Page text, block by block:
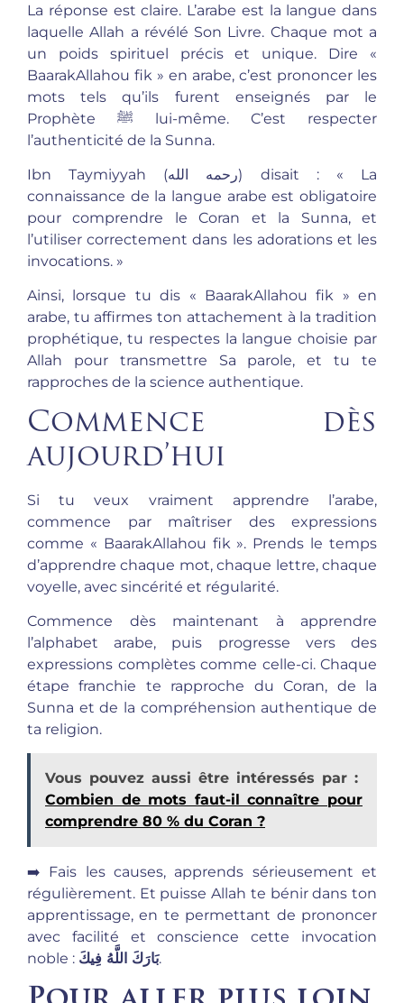
La réponse est claire. L’arabe est la langue dans
laquelle Allah a révélé Son Livre. Chaque mot a
un poids spirituel précis et unique. Dire «
BaarakAllahou fik » en arabe, c’est prononcer les
mots tels qu’ils furent enseignés par le
Prophète ﷺ lui-même. C’est respecter
l’authenticité de la Sunna.
Ibn Taymiyyah (رحمه الله) disait : « La
connaissance de la langue arabe est obligatoire
pour comprendre le Coran et la Sunna, et
l’utiliser correctement dans les adorations et les
invocations. »
Ainsi, lorsque tu dis « BaarakAllahou fik » en
arabe, tu affirmes ton attachement à la tradition
prophétique, tu respectes la langue choisie par
Allah pour transmettre Sa parole, et tu te
rapproches de la science authentique.
Commence dès
aujourd’hui
Si tu veux vraiment apprendre l’arabe,
commence par maîtriser des expressions
comme « BaarakAllahou fik ». Prends le temps
d’apprendre chaque mot, chaque lettre, chaque
voyelle, avec sincérité et régularité.
Commence dès maintenant à apprendre
l’alphabet arabe, puis progresse vers des
expressions complètes comme celle-ci. Chaque
étape franchie te rapproche du Coran, de la
Sunna et de la compréhension authentique de
ta religion.
Vous pouvez aussi être intéressés par :
Combien de mots faut-il connaître pour
comprendre 80 % du Coran ?
➡️ Fais les causes, apprends sérieusement et
régulièrement. Et puisse Allah te bénir dans ton
apprentissage, en te permettant de prononcer
avec facilité et conscience cette invocation
noble : بَارَكَ اللَّهُ فِيكَ.